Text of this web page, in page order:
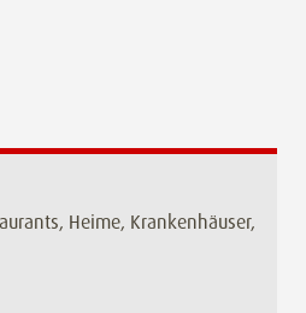
Heime, Krankenhäuser,